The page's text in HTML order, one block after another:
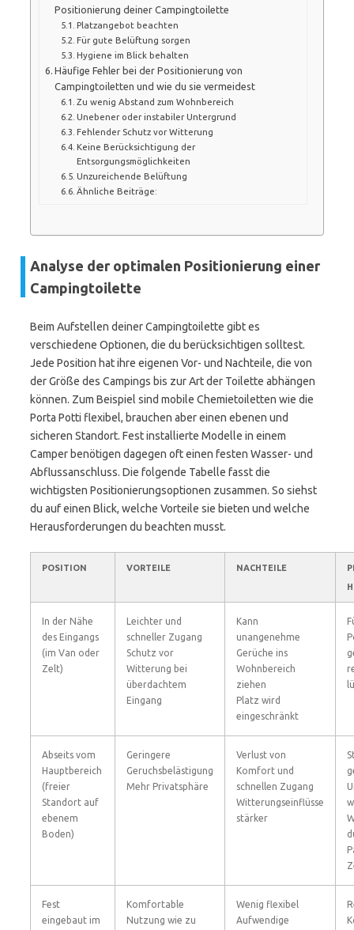
Positionierung deiner Campingtoilette
Platzangebot beachten
Für gute Belüftung sorgen
Hygiene im Blick behalten
Häufige Fehler bei der Positionierung von
Campingtoiletten und wie du sie vermeidest
Zu wenig Abstand zum Wohnbereich
Unebener oder instabiler Untergrund
Fehlender Schutz vor Witterung
Keine Berücksichtigung der
Entsorgungsmöglichkeiten
Unzureichende Belüftung
Ähnliche Beiträge:
Analyse der optimalen Positionierung einer
Campingtoilette
Beim Aufstellen deiner Campingtoilette gibt es
verschiedene Optionen, die du berücksichtigen solltest.
Jede Position hat ihre eigenen Vor- und Nachteile, die von
der Größe des Campings bis zur Art der Toilette abhängen
können. Zum Beispiel sind mobile Chemietoiletten wie die
Porta Potti flexibel, brauchen aber einen ebenen und
sicheren Standort. Fest installierte Modelle in einem
Camper benötigen dagegen oft einen festen Wasser- und
Abflussanschluss. Die folgende Tabelle fasst die
wichtigsten Positionierungsoptionen zusammen. So siehst
du auf einen Blick, welche Vorteile sie bieten und welche
Herausforderungen du beachten musst.
POSITION VORTEILE NACHTEILE
In der Nähe
des Eingangs
(im Van oder
Zelt)
Leichter und
schneller Zugang
Schutz vor
Witterung bei
überdachtem
Eingang
Kann
unangenehme
Gerüche ins
Wohnbereich
ziehen
Platz wird
eingeschränkt
Abseits vom
Hauptbereich
(freier
Standort auf
ebenem
Boden)
Geringere
Geruchsbelästigung
Mehr Privatsphäre
Verlust von
Komfort und
schnellen Zugang
Witterungseinflüsse
stärker
Fest
eingebaut im
Komfortable
Nutzung wie zu
Wenig flexibel
Aufwendige